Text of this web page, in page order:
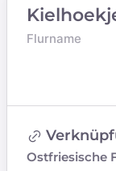
Flurname
Ostfriesische